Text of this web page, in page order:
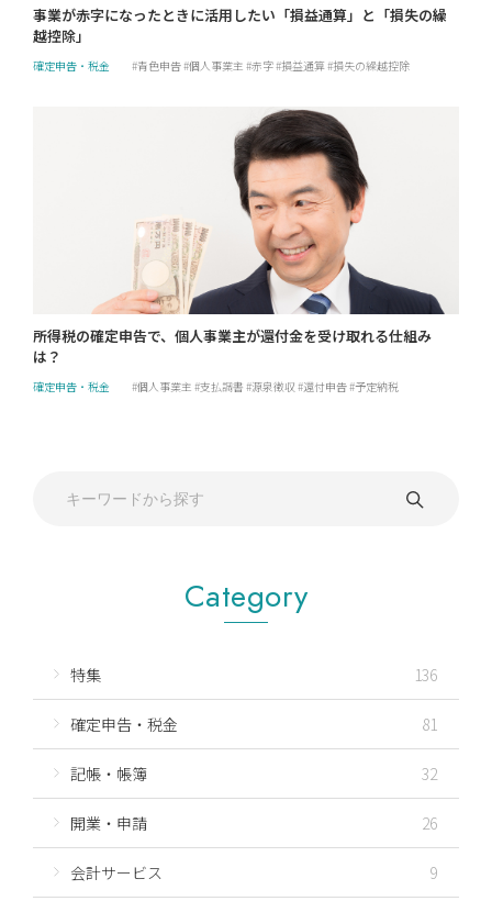
事業が赤字になったときに活用したい「損益通算」と「損失の繰
越控除」
確定申告・税金 青色申告 個人事業主 赤字 損益通算 損失の繰越控除
所得税の確定申告で、個人事業主が還付金を受け取れる仕組み
は？
確定申告・税金 個人事業主 支払調書 源泉徴収 還付申告 予定納税
Category
特集 136
確定申告・税金 81
記帳・帳簿 32
開業・申請 26
会計サービス 9